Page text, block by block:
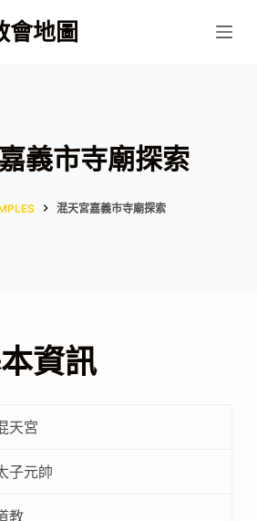
會地圖
義市寺廟探索
混天宮嘉義市寺廟探索
資訊
天宮
子元帥
教